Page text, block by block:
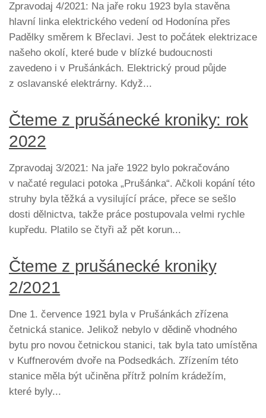
Zpravodaj 4/2021: Na jaře roku 1923 byla stavěna
hlavní linka elektrického vedení od Hodonína přes
Padělky směrem k Břeclavi. Jest to počátek elektrizace
našeho okolí, které bude v blízké budoucnosti
zavedeno i v Prušánkách. Elektrický proud půjde
z oslavanské elektrárny. Když...
Čteme z prušánecké kroniky: rok
2022
Zpravodaj 3/2021: Na jaře 1922 bylo pokračováno
v načaté regulaci potoka „Prušánka“. Ačkoli kopání této
struhy byla těžká a vysilující práce, přece se sešlo
dosti dělnictva, takže práce postupovala velmi rychle
kupředu. Platilo se čtyři až pět korun...
Čteme z prušánecké kroniky
2/2021
Dne 1. července 1921 byla v Prušánkách zřízena
četnická stanice. Jelikož nebylo v dědině vhodného
bytu pro novou četnickou stanici, tak byla tato umístěna
v Kuffnerovém dvoře na Podsedkách. Zřízením této
stanice měla být učiněna přítrž polním krádežím,
které byly...